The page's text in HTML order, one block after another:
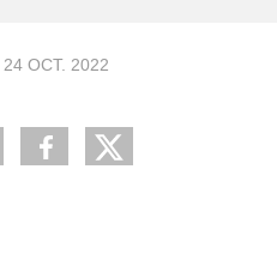
24 OCT. 2022